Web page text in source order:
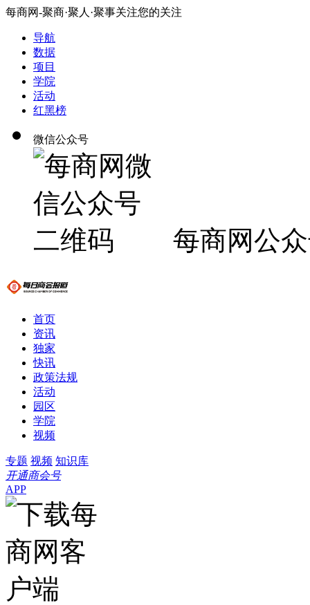
每商网-聚商·聚人·聚事关注您的关注
导航
数据
项目
学院
活动
红黑榜
微信公众号
每商网公
首页
资讯
独家
快讯
政策法规
活动
园区
学院
视频
专题 视频 知识库
开通商会号
APP